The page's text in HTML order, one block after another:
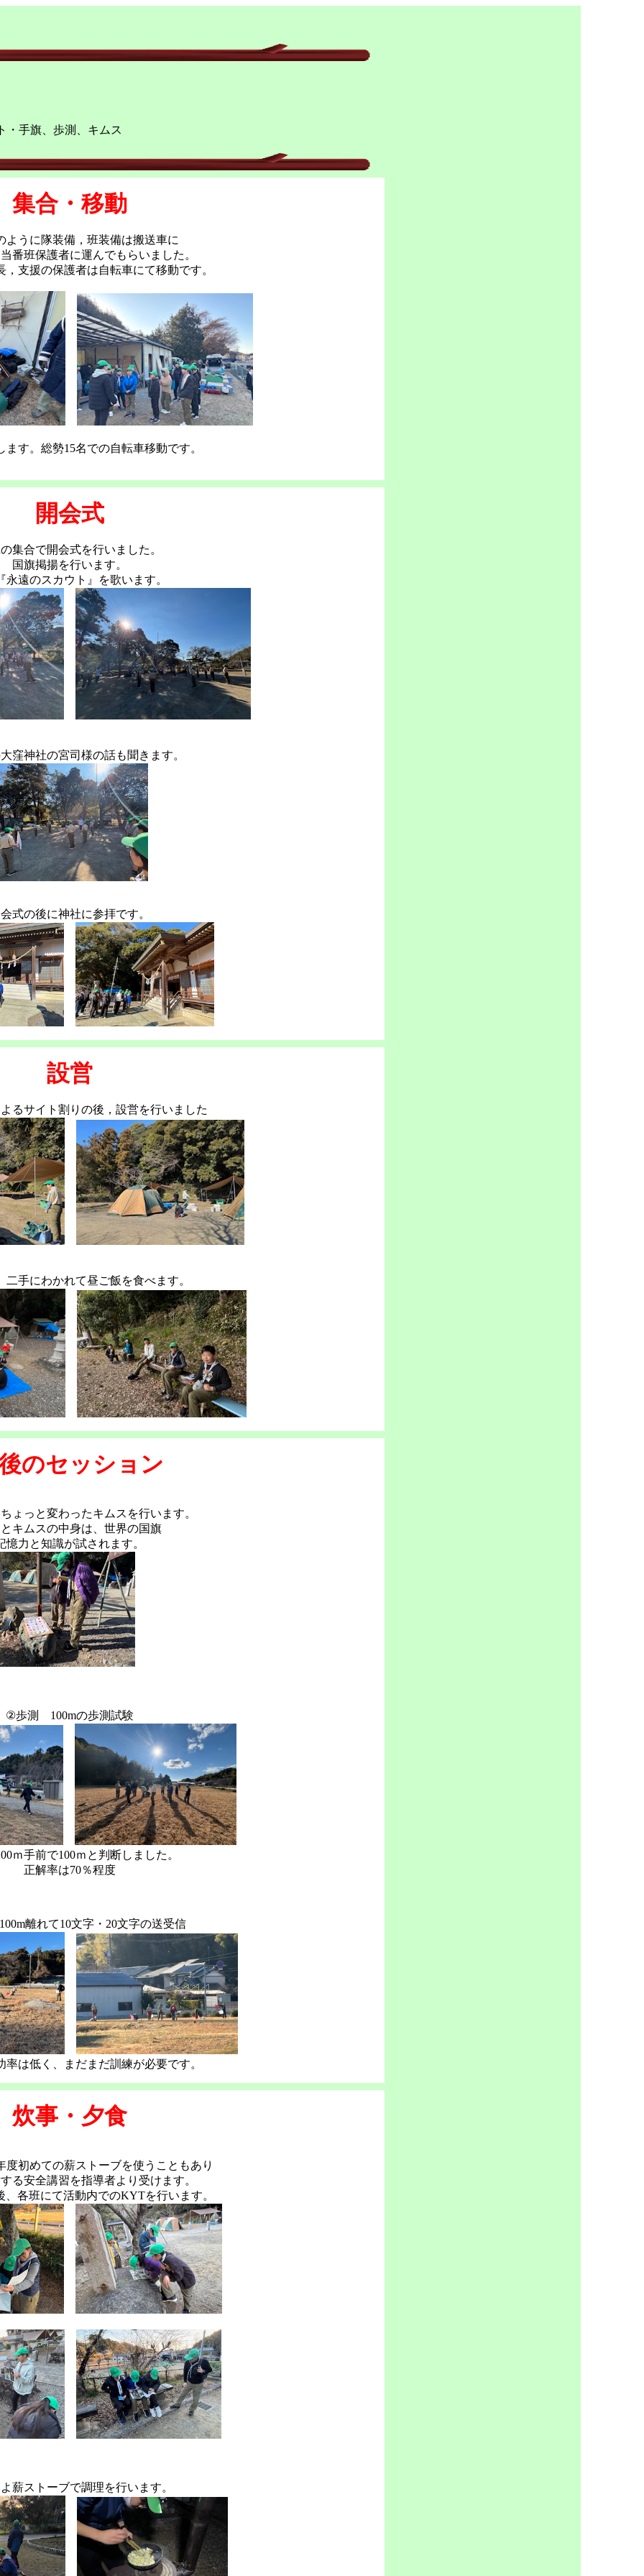
手旗、歩測、キムス
集合・移動
ように隊装備，班装備は搬送車に
番班保護者に運んでもらいました。
，支援の保護者は自転車にて移動です。
ます。総勢15名での自転車移動です。
開会式
集合で開会式を行いました。
国旗掲揚を行います。
永遠のスカウト』を歌います。
窪神社の宮司様の話も聞きます。
式の後に神社に参拝です。
設営
るサイト割りの後，設営を行いました
二手にわかれて昼ご飯を食べます。
のセッション
っと変わったキムスを行います。
キムスの中身は、世界の国旗
憶力と知識が試されます。
②歩測 100mの歩測試験
ｍ手前で100ｍと判断しました。
正解率は70％程度
離れて10文字・20文字の送受信
率は低く、まだまだ訓練が必要です。
炊事・夕食
度初めての薪ストーブを使うこともあり
る安全講習を指導者より受けます。
、各班にて活動内でのKYTを行います。
薪ストーブで調理を行います。